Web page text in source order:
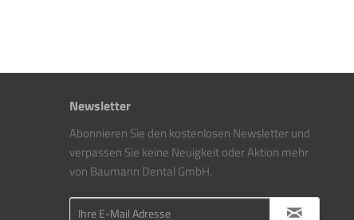
Newsletter
Abonnieren Sie den kostenlosen Newsletter und
verpassen Sie keine Neuigkeit oder Aktion mehr
von Baumann Dental GmbH.